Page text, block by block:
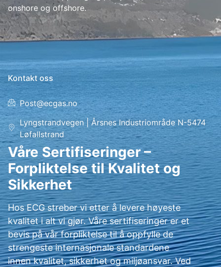
onshore og offshore.
Kontakt oss
Post@ecgas.no
Lyngstrandvegen | Årsnes Industriområde N-5474
Løfallstrand
Våre Sertifiseringer –
Forpliktelse til Kvalitet og
Sikkerhet
Hos ECG streber vi etter å levere høyeste
kvalitet i alt vi gjør. Våre sertifiseringer er et
bevis på vår forpliktelse til å oppfylle de
strengeste internasjonale standardene
innen kvalitet, sikkerhet og miljøansvar. Ved